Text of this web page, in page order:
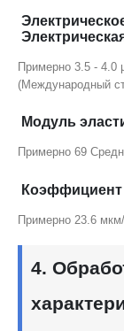
Примерно 3.5 - 4.0
(Международный
Модуль
Примерно 69
Коэффициент
Примерно 23.6
4.